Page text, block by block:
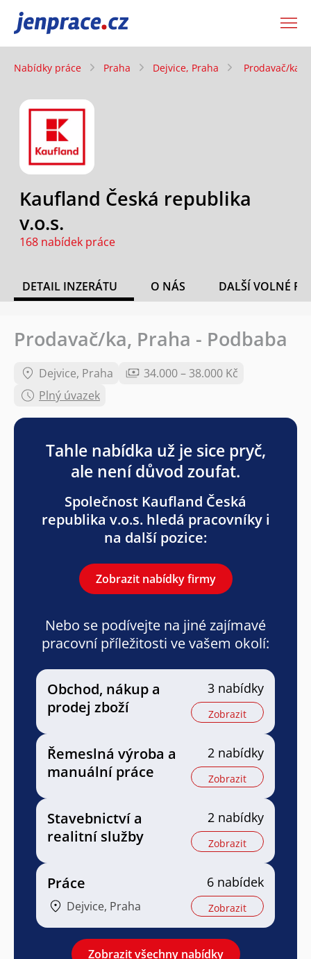
JenPráce.cz
Nabídky práce Praha Dejvice, Praha Prodavač/ka,
Kaufland Česká republika
v.o.s.
168 nabídek práce
DETAIL INZERÁTU O NÁS DALŠÍ VOLNÉ
Prodavač/ka, Praha - Podbaba
Dejvice, Praha
34.000 – 38.000 Kč
Plný úvazek
Tahle nabídka už je sice pryč,
ale není důvod zoufat.
Společnost Kaufland Česká
republika v.o.s. hledá pracovníky i
na další pozice:
Zobrazit nabídky firmy
Nebo se podívejte na jiné zajímavé
pracovní příležitosti ve vašem okolí:
Obchod, nákup a
prodej zboží
3 nabídky
Zobrazit
Řemeslná výroba a
manuální práce
2 nabídky
Zobrazit
Stavebnictví a
realitní služby
2 nabídky
Zobrazit
Práce
Dejvice, Praha
6 nabídek
Zobrazit
Zobrazit všechny nabídky